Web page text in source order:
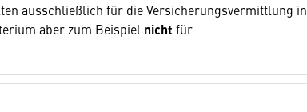
ausschließlich für die Versicherungsvermittlung in
aber zum Beispiel nicht für